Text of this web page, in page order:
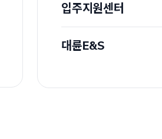
입주지원센터
대륜E&S